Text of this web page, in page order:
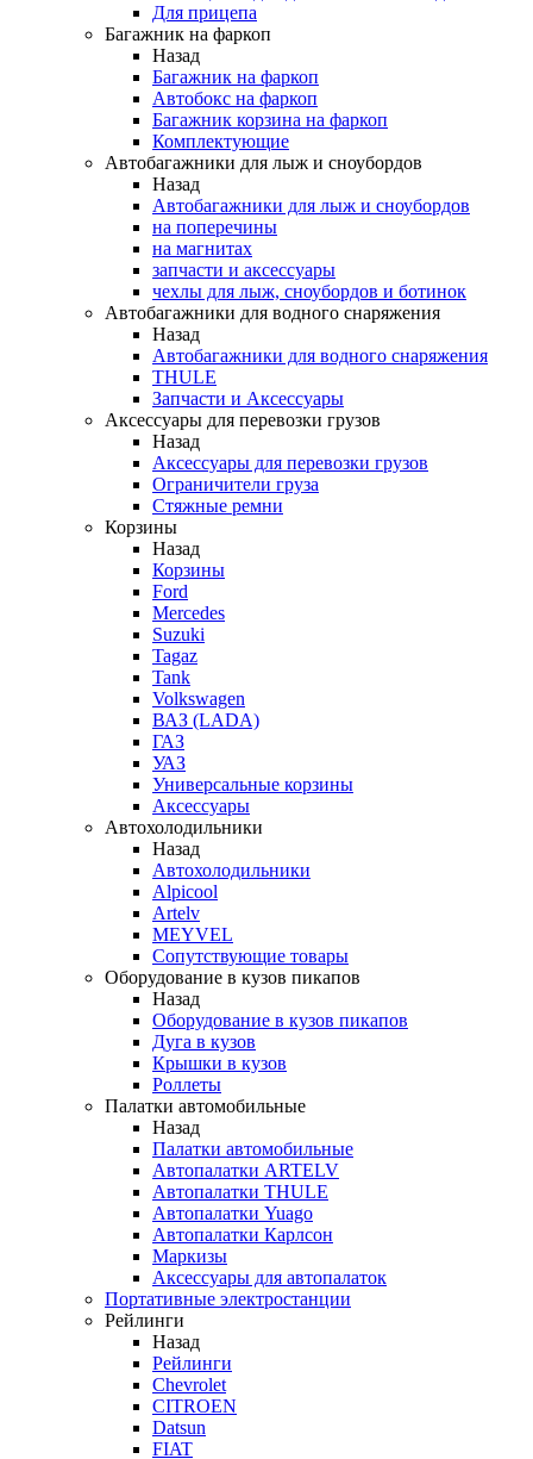
Для прицепа
Багажник на фаркоп
Назад
Багажник на фаркоп
Автобокс на фаркоп
Багажник корзина на фаркоп
Комплектующие
Автобагажники для лыж и сноубордов
Назад
Автобагажники для лыж и сноубордов
на поперечины
на магнитах
запчасти и аксессуары
чехлы для лыж, сноубордов и ботинок
Автобагажники для водного снаряжения
Назад
Автобагажники для водного снаряжения
THULE
Запчасти и Аксессуары
Аксессуары для перевозки грузов
Назад
Аксессуары для перевозки грузов
Ограничители груза
Стяжные ремни
Корзины
Назад
Корзины
Ford
Mercedes
Suzuki
Tagaz
Tank
Volkswagen
ВАЗ (LADA)
ГАЗ
УАЗ
Универсальные корзины
Аксессуары
Автохолодильники
Назад
Автохолодильники
Alpicool
Artelv
MEYVEL
Сопутствующие товары
Оборудование в кузов пикапов
Назад
Оборудование в кузов пикапов
Дуга в кузов
Крышки в кузов
Роллеты
Палатки автомобильные
Назад
Палатки автомобильные
Автопалатки ARTELV
Автопалатки THULE
Автопалатки Yuago
Автопалатки Карлсон
Маркизы
Аксессуары для автопалаток
Портативные электростанции
Рейлинги
Назад
Рейлинги
Chevrolet
CITROEN
Datsun
FIAT